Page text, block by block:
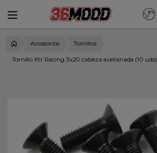
Accesorios Tornillos
Tornillo Xtr Racing 3x20 cabeza avellanada (10 uds)